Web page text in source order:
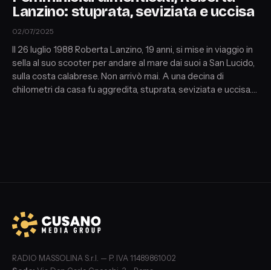
Lanzino: stuprata, seviziata e uccisa
02/07/2025
Il 26 luglio 1988 Roberta Lanzino, 19 anni, si mise in viaggio in
sella al suo scooter per andare al mare dai suoi a San Lucido,
sulla costa calabrese. Non arrivò mai. A una decina di
chilometri da casa fu aggredita, stuprata, seviziata e uccisa.
RADIO MASSOLINA S.r.l. — P. IVA 11489861002